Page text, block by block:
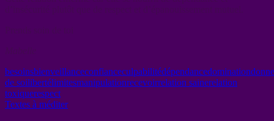
besoinsbienveillanceconfianceculpabilitédépendancedomination
de soilibertélimitesmanipulationrecevoirrelation sainerelation
toxiquerespect
Textes à méditer